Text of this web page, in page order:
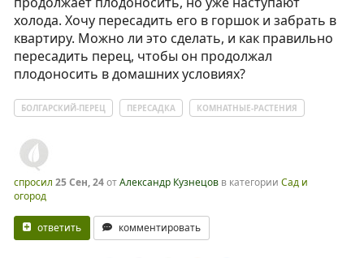
холода. Хочу пересадить его в горшок и забрать в
квартиру. Можно ли это сделать, и как правильно
пересадить перец, чтобы он продолжал
плодоносить в домашних условиях?
БОЛГАРСКИЙ-ПЕРЕЦ ПЕРЕСАДКА КОМНАТНЫЕ-РАСТЕНИЯ
спросил 25 Сен, 24отАлександр Кузнецов в категории Сад и
огород
ответить комментировать